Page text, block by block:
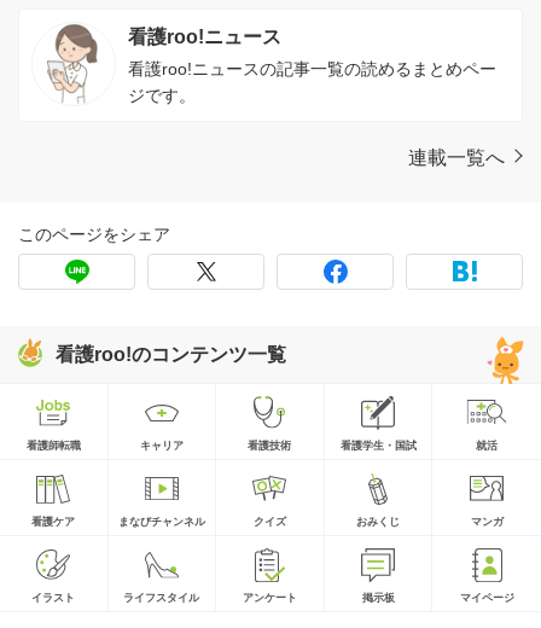
看護roo!ニュース
看護roo!ニュースの記事一覧の読めるまとめペー
ジです。
連載一覧へ
このページをシェア
看護roo!のコンテンツ一覧
看護師転職 キャリア 看護技術 看護学生・国試 就活
看護ケア まなびチャンネル クイズ おみくじ マンガ
イラスト ライフスタイル アンケート 掲示板 マイページ